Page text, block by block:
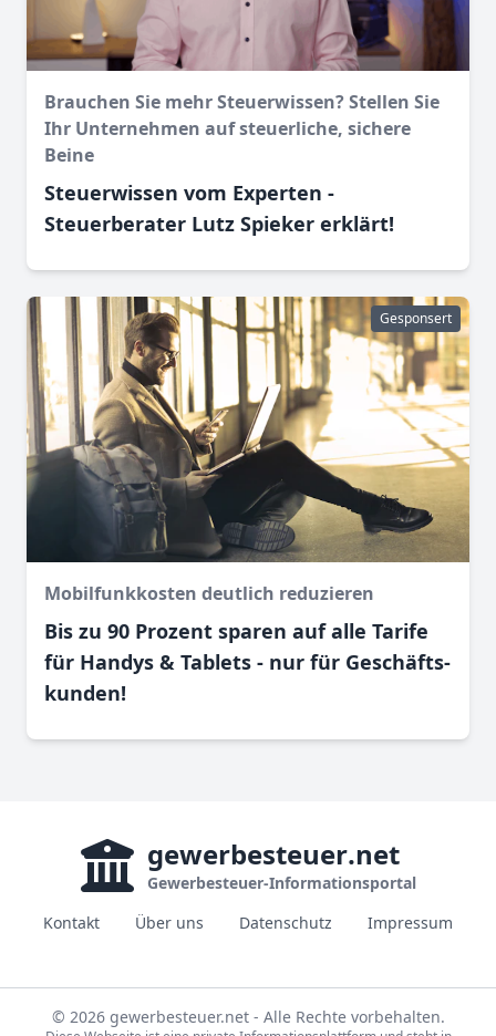
Brauchen Sie mehr Steuerwissen? Stellen Sie
Ihr Unternehmen auf steuerliche, sichere
Beine
Steuerwissen vom Experten -
Steuerberater Lutz Spieker erklärt!
Gesponsert
Mobilfunkkosten deutlich reduzieren
Bis zu 90 Prozent sparen auf alle Tarife
für Handys & Tablets - nur für Geschäfts­
kunden!
gewerbesteuer.net
Gewerbesteuer-Informationsportal
Kontakt
Über uns Datenschutz Impressum
© 2026 gewerbesteuer.net - Alle Rechte vorbehalten.